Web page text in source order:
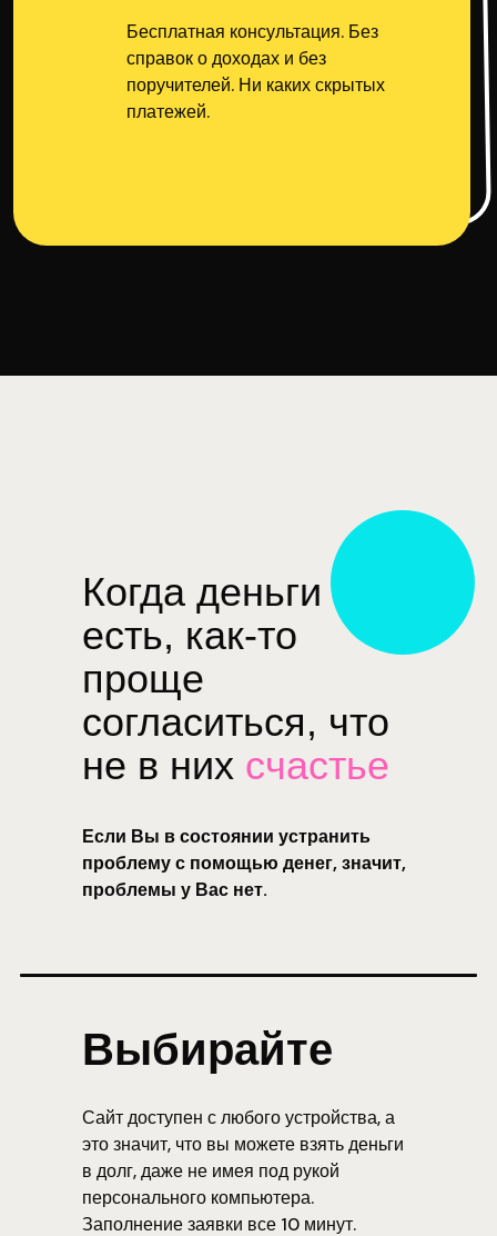
Бесплатная консультация. Без
справок о доходах и без
поручителей. Ни каких скрытых
платежей.
Когда деньги
есть, как-то
проще
согласиться, что
не в них счастье
Если Вы в состоянии устранить
проблему с помощью денег, значит,
проблемы у Вас нет.
Сайт доступен с любого устройства, а
это значит, что вы можете взять деньги
в долг, даже не имея под рукой
персонального компьютера.
Заполнение заявки все 10 минут.
Выбирайте